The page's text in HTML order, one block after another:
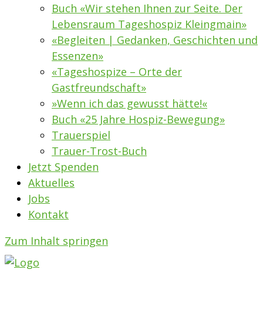
Buch «Wir stehen Ihnen zur Seite. Der
Lebensraum Tageshospiz Kleingmain»
«Begleiten | Gedanken, Geschichten und
Essenzen»
«Tageshospize – Orte der
Gastfreundschaft»
»Wenn ich das gewusst hätte!«
Buch «25 Jahre Hospiz-Bewegung»
Trauerspiel
Trauer-Trost-Buch
Jetzt Spenden
Aktuelles
Jobs
Kontakt
Zum Inhalt springen